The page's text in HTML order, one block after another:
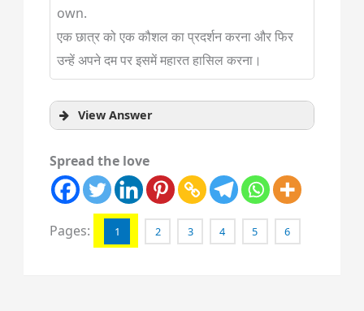
own.
एक छात्र को एक कौशल का प्रदर्शन करना और फिर
उन्हें अपने दम पर इसमें महारत हासिल करना।
View Answer
Spread the love
Pages: 1 2 3 4 5 6